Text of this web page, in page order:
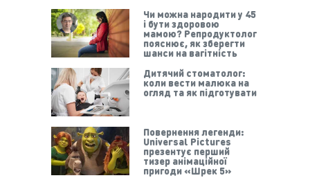
Чи можна народити у 45
і бути здоровою
мамою? Репродуктолог
пояснює, як зберегти
шанси на вагітність
Дитячий стоматолог:
коли вести малюка на
огляд та як підготувати
Повернення легенди:
Universal Pictures
презентує перший
тизер анімаційної
пригоди «Шрек 5»